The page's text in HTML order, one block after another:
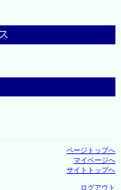
ページトップへ
マイページへ
サイトトップへ
ログアウト